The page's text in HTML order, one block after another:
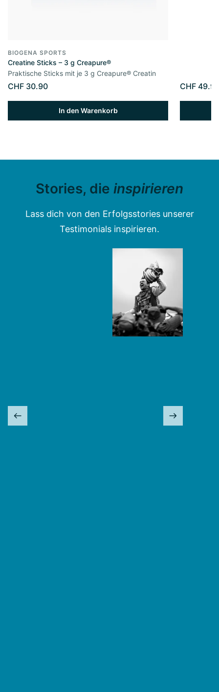
BIOGENA SPORTS
Creatine Sticks – 3 g Creapure®
Praktische Sticks mit je 3 g Creapure® Creatin
CHF 30.90
In den Warenkorb
CHF
Stories, die inspirieren
Lass dich von den Erfolgsstories unserer
Testimonials inspirieren.